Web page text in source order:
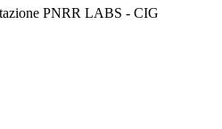
PNRR LABS - CIG